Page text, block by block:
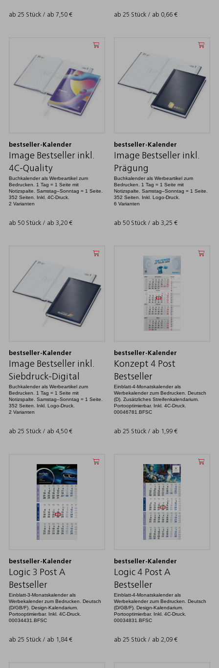
ab 25 Stück / ab 7,50 € ab 25 Stück / ab 0,66 €
bestseller-Kalender
Image Bestseller inkl.
4C-Quality
Buchkalender als Werbeartikel zum
Bedrucken. 1 Tag = 1 Seite mit
Notizspalte. Samstag–Sonntag = 1 Seite.
352 Seiten. Inkl. 4C-Druck.
2 Varianten
ab 50 Stück / ab 3,20 €
bestseller-Kalender
Image Bestseller inkl.
Prägung
Buchkalender als Werbeartikel zum
Bedrucken. 1 Tag = 1 Seite mit
Notizspalte. Samstag–Sonntag = 1 Seite.
352 Seiten. Inkl. Logo-Druck.
6 Varianten
ab 50 Stück / ab 3,25 €
bestseller-Kalender
Image Bestseller inkl.
Siebdruck-Digital
Buchkalender als Werbeartikel zum
Bedrucken. 1 Tag = 1 Seite mit
Notizspalte. Samstag–Sonntag = 1 Seite.
352 Seiten. Inkl. Logo-Druck.
2 Varianten
ab 25 Stück / ab 4,50 €
bestseller-Kalender
Konzept 4 Post
Bestseller
Einblatt-4-Monatskalender als
Werbekalender zum Bedrucken. Deutsch
(D). Zusätzliches Streifenkalendarium.
Portooptimierbar. Inkl. 4C-Druck.
00046781.BFSC
ab 25 Stück / ab 1,99 €
bestseller-Kalender
Logic 3 Post A
Bestseller
Einblatt-3-Monatskalender als
Werbekalender zum Bedrucken. Deutsch
(D/GB/F). Design-Kalendarium.
Portooptimierbar. Inkl. 4C-Druck.
00034431.BFSC
ab 25 Stück / ab 1,84 €
bestseller-Kalender
Logic 4 Post A
Bestseller
Einblatt-4-Monatskalender als
Werbekalender zum Bedrucken. Deutsch
(D/GB/F). Design-Kalendarium.
Portooptimierbar. Inkl. 4C-Druck.
00034831.BFSC
ab 25 Stück / ab 2,09 €